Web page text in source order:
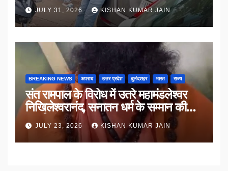
JULY 31, 2026 KISHAN KUMAR JAIN
BREAKING NEWS अपराध उत्तर प्रदेश बुलंदशहर भारत राज्य
संत रामपाल के विरोध में उतरे महामंडलेश्वर
निखिलेश्वरानंद, सनातन धर्म के सम्मान की
उठाई मांग
JULY 23, 2026 KISHAN KUMAR JAIN